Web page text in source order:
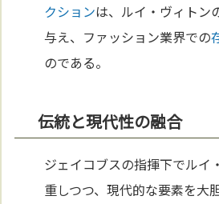
クションは、ルイ・ヴィトン
与え、ファッション業界での
のである。
伝統と現代性の融合
ジェイコブスの指揮下でルイ
重しつつ、現代的な要素を大